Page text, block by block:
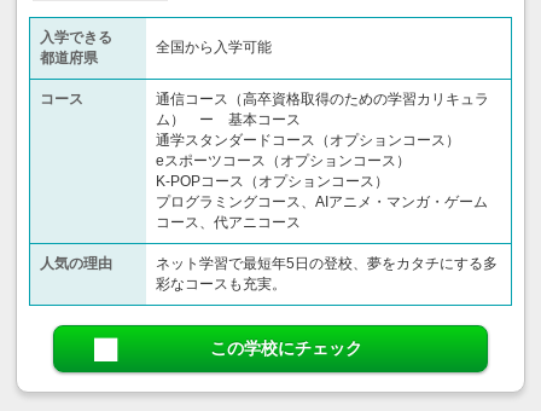
入学できる
都道府県
全国から入学可能
コース
通信コース（高卒資格取得のための学習カリキュラ
ム） ー 基本コース
通学スタンダードコース（オプションコース）
eスポーツコース（オプションコース）
K-POPコース（オプションコース）
プログラミングコース、AIアニメ・マンガ・ゲーム
コース、代アニコース
人気の理由
ネット学習で最短年5日の登校、夢をカタチにする多
彩なコースも充実。
この学校にチェック